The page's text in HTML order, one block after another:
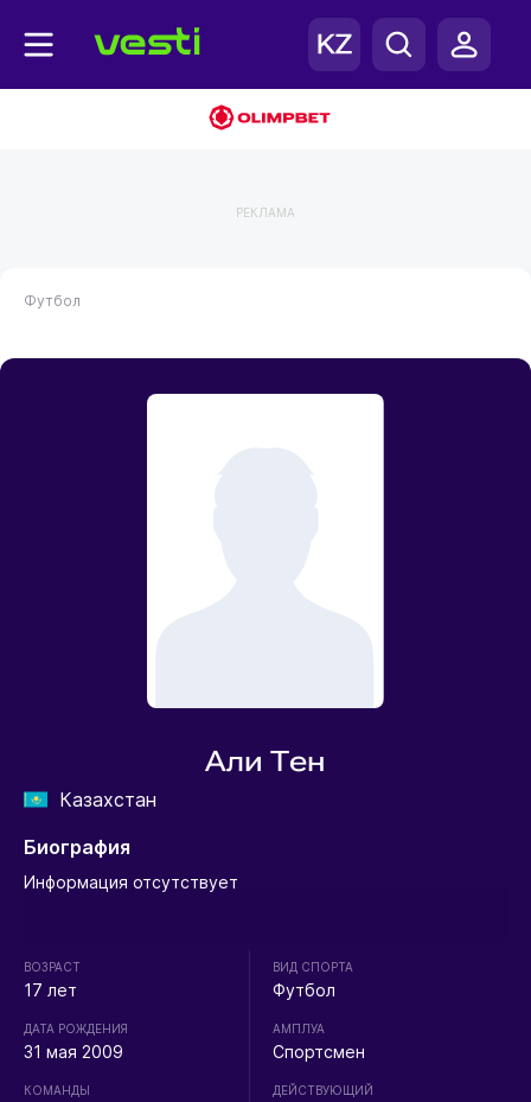
РЕКЛАМА
Футбол
Али Тен
Казахстан
Биография
Информация отсутствует
ВОЗРАСТ
17 лет
ДАТА РОЖДЕНИЯ
31 мая 2009
КОМАНДЫ
ВИД СПОРТА
Футбол
АМПЛУА
Спортсмен
ДЕЙСТВУЮЩИЙ